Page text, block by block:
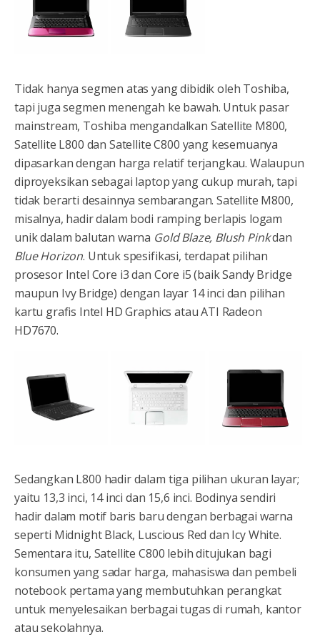
Tidak hanya segmen atas yang dibidik oleh Toshiba,
tapi juga segmen menengah ke bawah. Untuk pasar
mainstream, Toshiba mengandalkan Satellite M800,
Satellite L800 dan Satellite C800 yang kesemuanya
dipasarkan dengan harga relatif terjangkau. Walaupun
diproyeksikan sebagai laptop yang cukup murah, tapi
tidak berarti desainnya sembarangan. Satellite M800,
misalnya, hadir dalam bodi ramping berlapis logam
unik dalam balutan warna Gold Blaze, Blush Pinkdan
Blue Horizon. Untuk spesifikasi, terdapat pilihan
prosesor Intel Core i3 dan Core i5 (baik Sandy Bridge
maupun Ivy Bridge) dengan layar 14 inci dan pilihan
kartu grafis Intel HD Graphics atau ATI Radeon
HD7670.
Sedangkan L800 hadir dalam tiga pilihan ukuran layar;
yaitu 13,3 inci, 14 inci dan 15,6 inci. Bodinya sendiri
hadir dalam motif baris baru dengan berbagai warna
seperti Midnight Black, Luscious Red dan Icy White.
Sementara itu, Satellite C800 lebih ditujukan bagi
konsumen yang sadar harga, mahasiswa dan pembeli
notebook pertama yang membutuhkan perangkat
untuk menyelesaikan berbagai tugas di rumah, kantor
atau sekolahnya.